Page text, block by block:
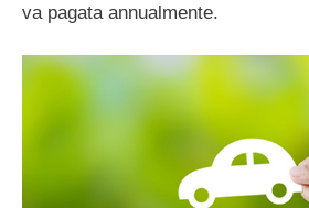
va pagata annualmente.